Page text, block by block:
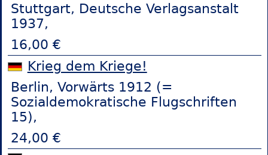
Stuttgart, Deutsche Verlagsanstalt
1937,
16,00 €
Krieg dem Kriege!
Berlin, Vorwärts 1912 (=
Sozialdemokratische Flugschriften
15),
24,00 €